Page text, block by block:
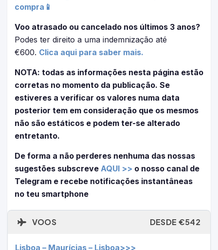
compra📱
Voo atrasado ou cancelado nos últimos 3 anos?
Podes ter direito a uma indemnização até
€600. Clica aqui para saber mais.
NOTA: todas as informações nesta página estão
corretas no momento da publicação. Se
estiveres a verificar os valores numa data
posterior tem em consideração que os mesmos
não são estáticos e podem ter-se alterado
entretanto.
De forma a não perderes nenhuma das nossas
sugestões subscreve AQUI >> o nosso canal de
Telegram e recebe notificações instantâneas
no teu smartphone
VOOS DESDE €542
Lisboa – Maurícias – Lisboa>>>